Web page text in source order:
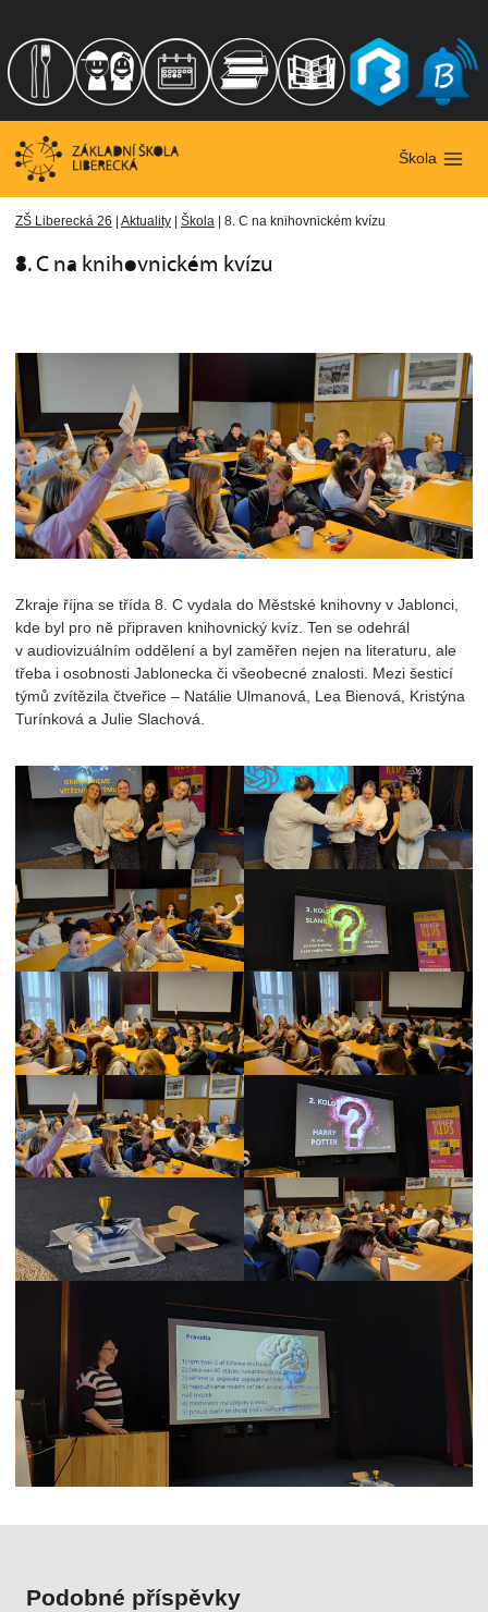
obsah
Škola
ZŠ Liberecká 26 | Aktuality | Škola | 8. C na knihovnickém kvízu
8. C na knihovnickém kvízu
Zkraje října se třída 8. C vydala do Městské knihovny v Jablonci,
kde byl pro ně připraven knihovnický kvíz. Ten se odehrál
v audiovizuálním oddělení a byl zaměřen nejen na literaturu, ale
třeba i osobnosti Jablonecka či všeobecné znalosti. Mezi šesticí
týmů zvítězila čtveřice – Natálie Ulmanová, Lea Bienová, Kristýna
Turínková a Julie Slachová.
Podobné příspěvky